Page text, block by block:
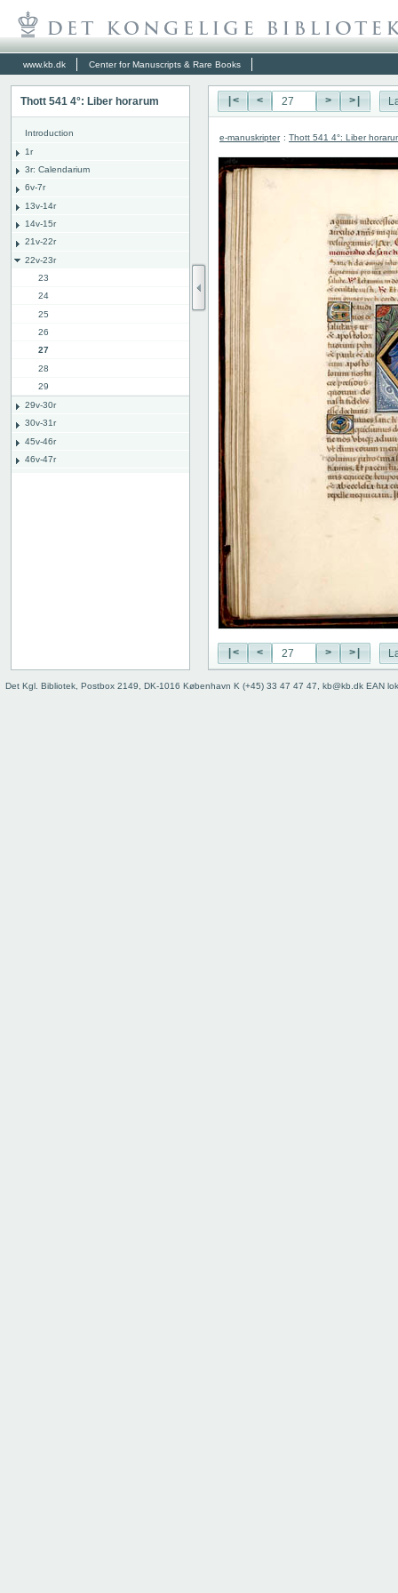
www.kb.dk Center for Manuscripts & Rare Books
Thott 541 4°: Liber horarum
Introduction
1r
3r: Calendarium
6v-7r
13v-14r
14v-15r
21v-22r
22v-23r
23
24
25
26
27
28
29
29v-30r
30v-31r
45v-46r
46v-47r
|< < > >|
e-manuskripter : Thott 541 4°: Liber
|< < > >|
Det Kgl. Bibliotek, Postbox 2149, DK-1016 København K (+45) 33 47 47 47, kb@kb.dk EAN